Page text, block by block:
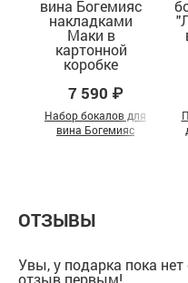
7 590 ₽
Набор бокалов для
вина Богемияс
ОТЗЫВЫ
Увы, у подарка пока
отзыв первым!